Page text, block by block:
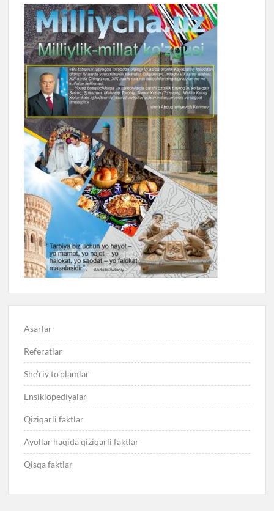
Asarlar
Referatlar
She’riy to’plamlar
Ensiklopediyalar
Qiziqarli faktlar
Ayollar haqida qiziqarli faktlar
Qisqa faktlar